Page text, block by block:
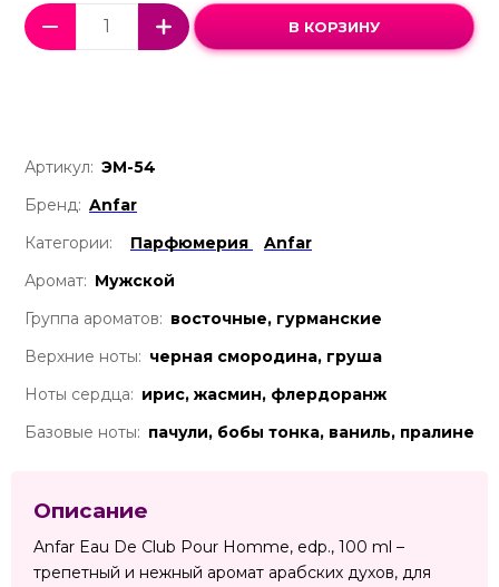
В КОРЗИНУ
Артикул: ЭМ-54
Бренд: Anfar
Категории:
Парфюмерия
Anfar
Аромат: Мужской
Группа ароматов: восточные, гурманские
Верхние ноты: черная смородина, груша
Ноты сердца: ирис, жасмин, флердоранж
Базовые ноты: пачули, бобы тонка, ваниль, пралине
Описание
Anfar Eau De Club Pour Homme, edp., 100 ml –
трепетный и нежный аромат арабских духов, для